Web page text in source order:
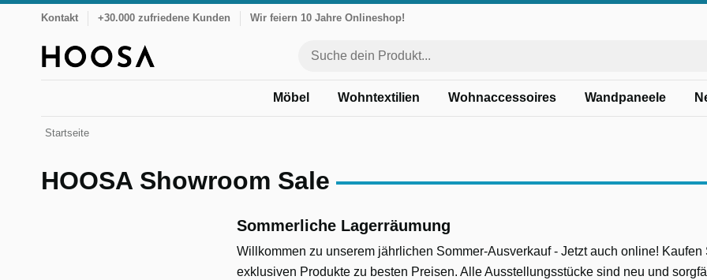
Kontakt +30.000 zufriedene Kunden Wir feiern 10 Jahre Onlineshop!
Möbel Wohntextilien Wohnaccessoires Wandpaneele
Startseite
HOOSA Showroom Sale
Sommerliche Lagerräumung
Willkommen zu unserem jährlichen Sommer-Ausverkauf - Jetzt auch online! Kaufen
exklusiven Produkte zu besten Preisen. Alle Ausstellungsstücke sind neu und